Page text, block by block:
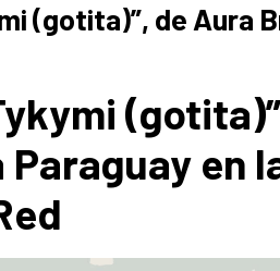
(gotita)”, de Aura
Paraguay en